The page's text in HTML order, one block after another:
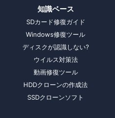
知識ベース
SDカード修復ガイド
Windows修復ツール
ディスクが認識しない?
ウイルス対策法
動画修復ツール
HDDクローンの作成法
SSDクローンソフト